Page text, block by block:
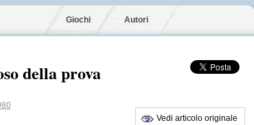
Giochi Autori
della prova
Vedi articolo originale